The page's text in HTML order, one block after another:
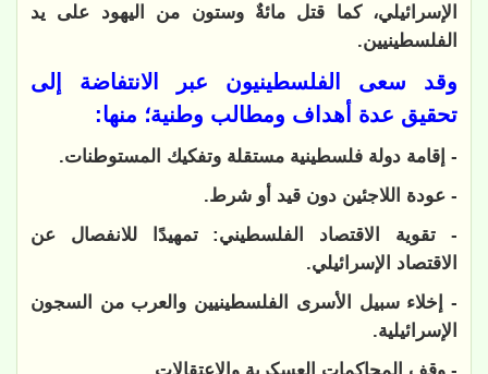
الإسرائيلي، كما قتل مائةٌ وستون من اليهود على يد
الفلسطينيين.
وقد سعى الفلسطينيون عبر الانتفاضة إلى
تحقيق عدة أهداف ومطالب وطنية؛ منها:
- إقامة دولة فلسطينية مستقلة وتفكيك المستوطنات.
- عودة اللاجئين دون قيد أو شرط.
- تقوية الاقتصاد الفلسطيني: تمهيدًا للانفصال عن
الاقتصاد الإسرائيلي.
- إخلاء سبيل الأسرى الفلسطينيين والعرب من السجون
الإسرائيلية.
- وقف المحاكمات العسكرية والاعتقالات.